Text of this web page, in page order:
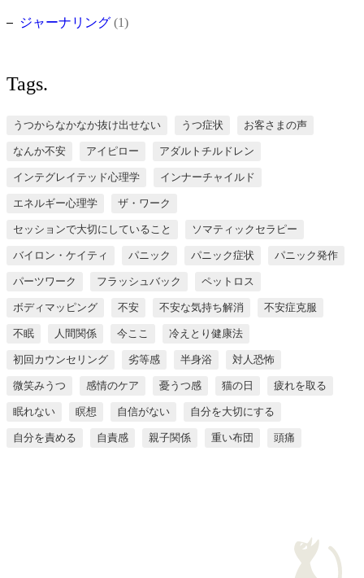
ジャーナリング (1)
Tags.
うつからなかなか抜け出せない うつ症状 お客さまの声
なんか不安 アイピロー アダルトチルドレン
インテグレイテッド心理学 インナーチャイルド
エネルギー心理学 ザ・ワーク
セッションで大切にしていること ソマティックセラピー
バイロン・ケイティ パニック パニック症状 パニック発作
パーツワーク フラッシュバック ペットロス
ボディマッピング 不安 不安な気持ち解消 不安症克服
不眠 人間関係 今ここ 冷えとり健康法
初回カウンセリング 劣等感 半身浴 対人恐怖
微笑みうつ 感情のケア 憂うつ感 猫の日 疲れを取る
眠れない 瞑想 自信がない 自分を大切にする
自分を責める 自責感 親子関係 重い布団 頭痛